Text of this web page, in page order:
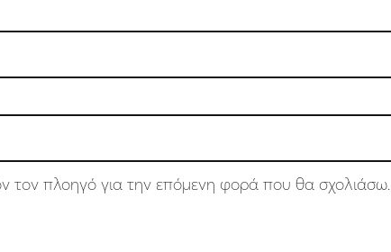
τον πλοηγό για την επόμενη φορά που θα σχολιάσω.